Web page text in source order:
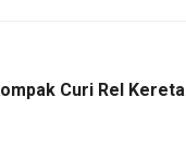
Curi Rel Kereta